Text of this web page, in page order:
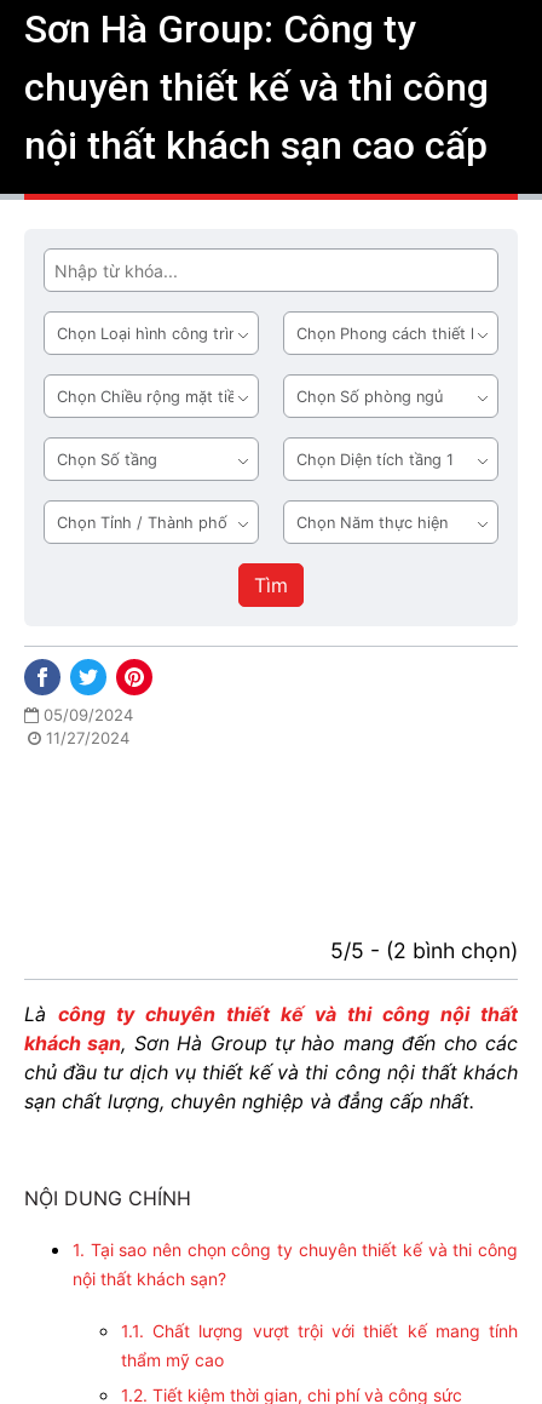
Sơn Hà Group: Công ty
chuyên thiết kế và thi công
nội thất khách sạn cao cấp
Tìm
Loại
hình
công
trình
Phong
cách
thiết
kế
Chiều
rộng
mặt
tiền
Số
phòng
ngủ
Số
tầng
Diện
tích
tầng
1
Tỉnh
/
Năm
thực
hiện
Tìm
05/09/2024
11/27/2024
5/5 - (2 bình chọn)
Là công ty chuyên thiết kế và thi công nội thất
khách sạn, Sơn Hà Group tự hào mang đến cho các
chủ đầu tư dịch vụ thiết kế và thi công nội thất khách
sạn chất lượng, chuyên nghiệp và đẳng cấp nhất.
NỘI DUNG CHÍNH
1. Tại sao nên chọn công ty chuyên thiết kế và thi công
nội thất khách sạn?
1.1. Chất lượng vượt trội với thiết kế mang tính
thẩm mỹ cao
1.2. Tiết kiệm thời gian, chi phí và công sức